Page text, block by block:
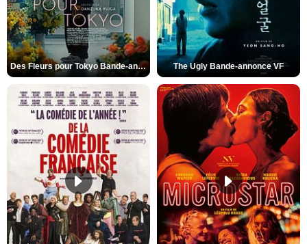
Des Fleurs pour Tokyo Bande-annonce VO STFR The Ugly Bande-annonce VF